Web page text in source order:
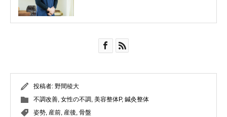
投稿者: 野間稜大
不調改善 女性の不調 美容整体P, 鍼灸整体
姿勢 産前 産後 骨盤